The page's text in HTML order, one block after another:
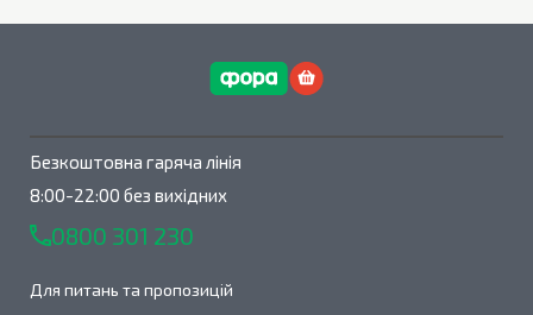
Безкоштовна гаряча лінія
8:00-22:00 без вихідних
0800 301 230
Для питань та пропозицій